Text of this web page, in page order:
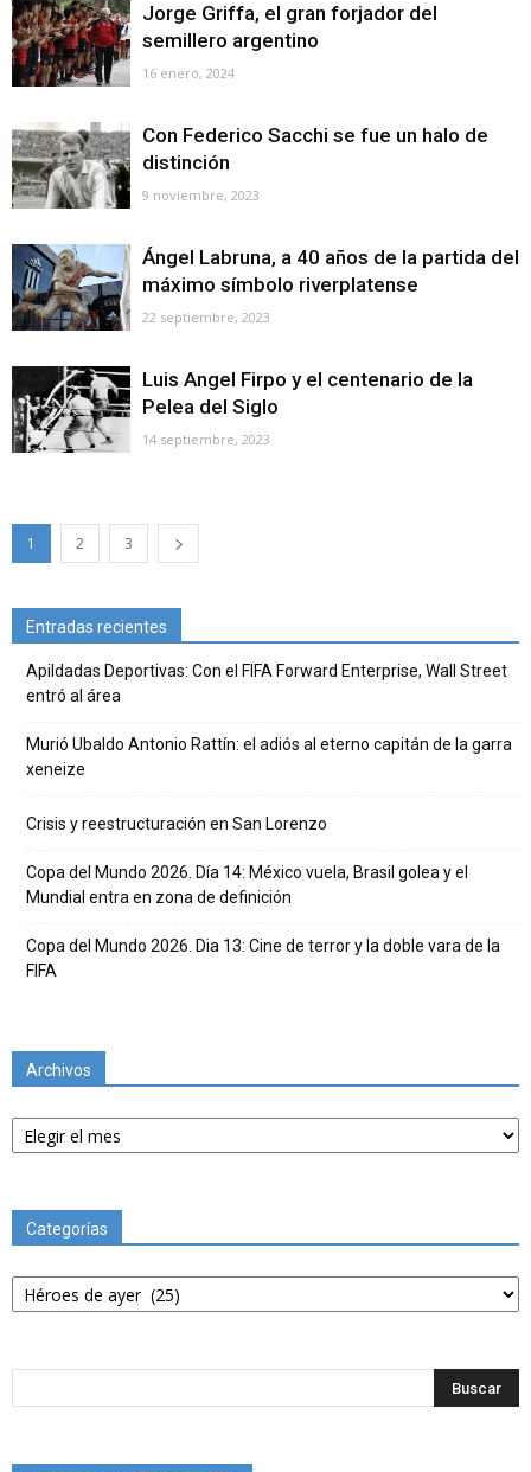
Jorge Griffa, el gran forjador del
semillero argentino
16 enero, 2024
Con Federico Sacchi se fue un halo de
distinción
9 noviembre, 2023
Ángel Labruna, a 40 años de la partida del
máximo símbolo riverplatense
22 septiembre, 2023
Luis Angel Firpo y el centenario de la
Pelea del Siglo
14 septiembre, 2023
1 2 3
Entradas recientes
Apildadas Deportivas: Con el FIFA Forward Enterprise, Wall Street
entró al área
Murió Ubaldo Antonio Rattín: el adiós al eterno capitán de la garra
xeneize
Crisis y reestructuración en San Lorenzo
Copa del Mundo 2026. Día 14: México vuela, Brasil golea y el
Mundial entra en zona de definición
Copa del Mundo 2026. Dia 13: Cine de terror y la doble vara de la
FIFA
Archivos
Archivos
Categorías
Categorías